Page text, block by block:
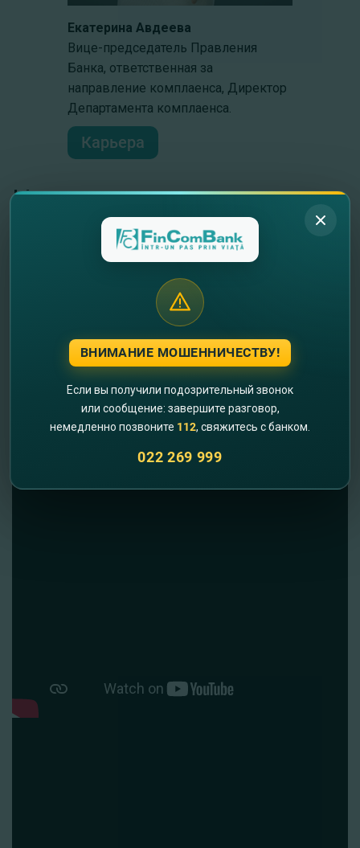
Екатерина Авдеева
Вице-председатель Правления
Банка, ответственная за
направление комплаенса, Директор
Департамента комплаенса.
Карьера
Наши партнеры
Отзывы наших клиентов
ВНИМАНИЕ МОШЕННИЧЕСТВУ!
Если вы получили подозрительный звонок
или сообщение: завершите разговор,
немедленно позвоните 112, свяжитесь с банком.
022 269 999